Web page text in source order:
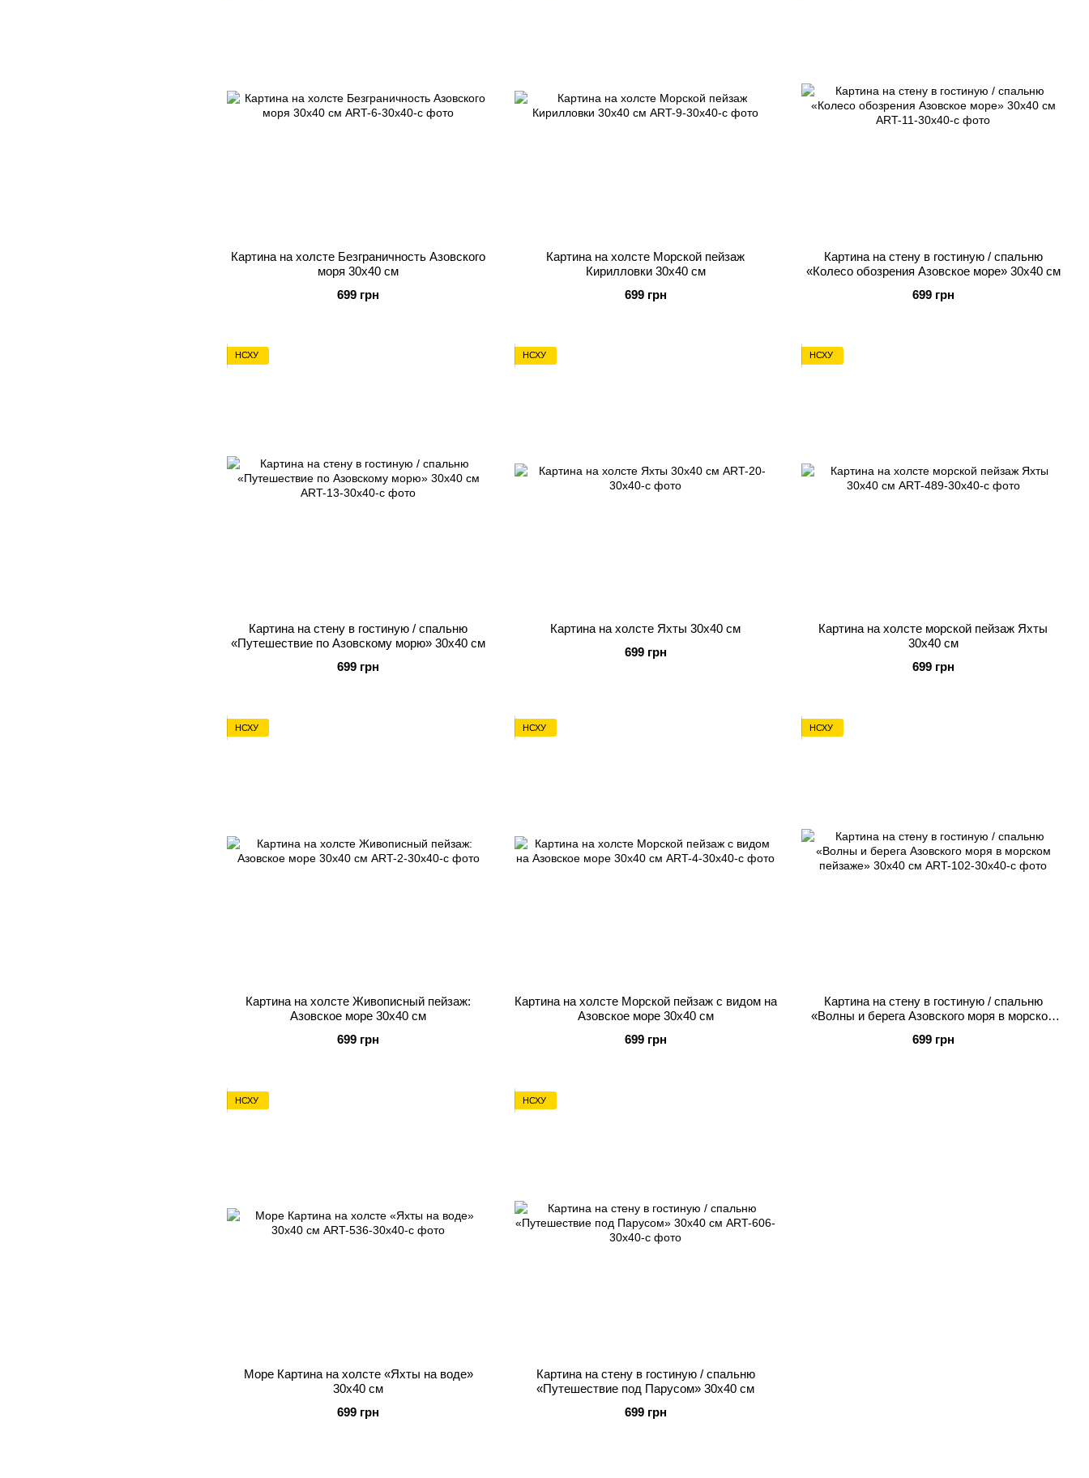
Картина на холсте Безграничность Азовского
моря 30х40 см
699 грн
Картина на холсте Морской пейзаж
Кирилловки 30х40 см
699 грн
Картина на стену в гостиную / спальню
«Колесо обозрения Азовское море» 30х40 см
699 грн
НСХУ
Картина на стену в гостиную / спальню
«Путешествие по Азовскому морю» 30х40 см
699 грн
НСХУ
Картина на холсте Яхты 30х40 см
699 грн
НСХУ
Картина на холсте морской пейзаж Яхты
30х40 см
699 грн
НСХУ
Картина на холсте Живописный пейзаж:
Азовское море 30х40 см
699 грн
НСХУ
Картина на холсте Морской пейзаж с видом на
Азовское море 30х40 см
699 грн
НСХУ
Картина на стену в гостиную / спальню
«Волны и берега Азовского моря в морском
699 грн
НСХУ
Море Картина на холсте «Яхты на воде»
30х40 см
699 грн
НСХУ
Картина на стену в гостиную / спальню
«Путешествие под Парусом» 30х40 см
699 грн